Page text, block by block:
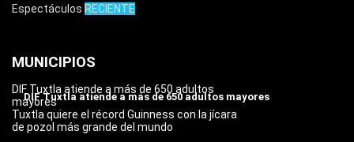
Espectáculos RECIENTE
MUNICIPIOS
DIF Tuxtla atiende a más de 650 adultos mayores
DIF Tuxtla atiende a más de 650 adultos
mayores
Tuxtla quiere el récord Guinness con la jícara
de pozol más grande del mundo